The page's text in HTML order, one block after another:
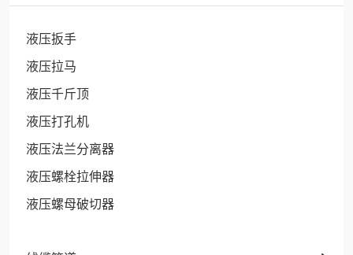
液压扳手
液压拉马
液压千斤顶
液压打孔机
液压法兰分离器
液压螺栓拉伸器
液压螺母破切器